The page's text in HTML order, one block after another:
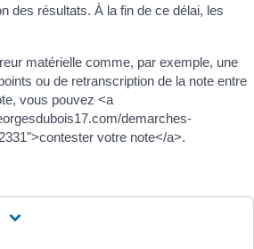
des résultats. À la fin de ce délai, les
matérielle comme, par exemple, une
ou de retranscription de la note entre
vous pouvez <a
demarches-
votre note</a>.